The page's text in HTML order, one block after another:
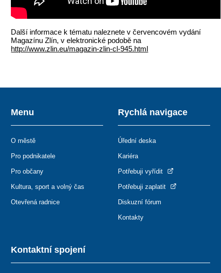
Další informace k tématu naleznete v červencovém vydání
Magazínu Zlín, v elektronické podobě na
http://www.zlin.eu/magazin-zlin-cl-945.html
Kontaktní spojení
Menu
O městě
Pro podnikatele
Pro občany
Kultura, sport a volný čas
Otevřená radnice
Rychlá navigace
Úřední deska
Kariéra
Potřebuji vyřídit
Potřebuji zaplatit
Diskuzní fórum
Kontakty